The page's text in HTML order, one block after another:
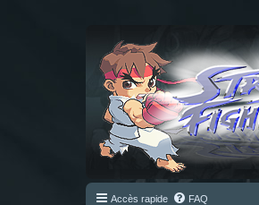
Accès rapide FAQ